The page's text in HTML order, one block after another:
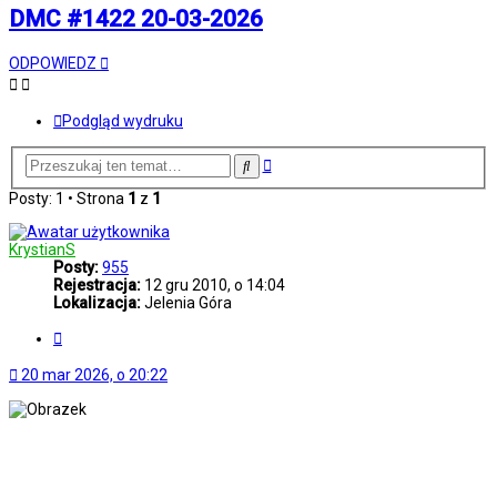
DMC #1422 20-03-2026
ODPOWIEDZ
Podgląd wydruku
SzukajWyszukiwanie
Posty: 1 • Strona 1 z 1
KrystianS
Posty:955
Rejestracja: 12 gru 2010, o 14:04
Lokalizacja:Jelenia Góra
20 mar 2026, o 20:22